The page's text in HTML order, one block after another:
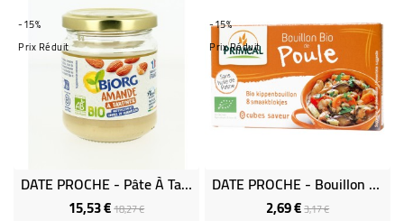
-15%
Prix Réduit
DATE PROCHE - Pâte À Tartiner Bio Amandes
15,53 €Prix
18,27 €Prix
-15%
Prix Réduit
DATE PROCHE - Bouillon Bio De Poule
2,69 €Prix
3,17 €Prix